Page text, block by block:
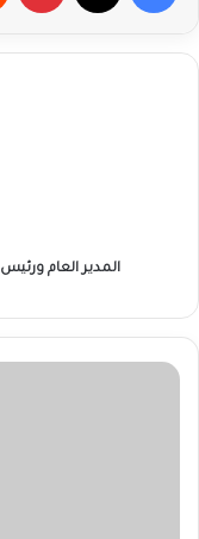
المدير العام ورئيس
شرطة